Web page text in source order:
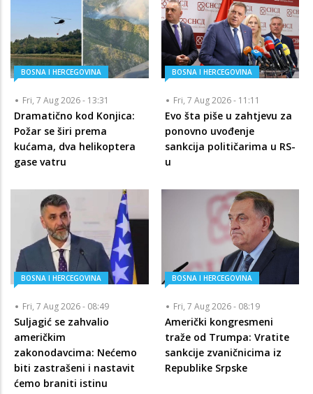
BOSNA I HERCEGOVINA
Fri, 7 Aug 2026 - 13:31
Dramatično kod Konjica:
Požar se širi prema
kućama, dva helikoptera
gase vatru
BOSNA I HERCEGOVINA
Fri, 7 Aug 2026 - 11:11
Evo šta piše u zahtjevu za
ponovno uvođenje
sankcija političarima u RS-
u
BOSNA I HERCEGOVINA
Fri, 7 Aug 2026 - 08:49
Suljagić se zahvalio
američkim
zakonodavcima: Nećemo
biti zastrašeni i nastavit
ćemo braniti istinu
BOSNA I HERCEGOVINA
Fri, 7 Aug 2026 - 08:19
Američki kongresmeni
traže od Trumpa: Vratite
sankcije zvaničnicima iz
Republike Srpske